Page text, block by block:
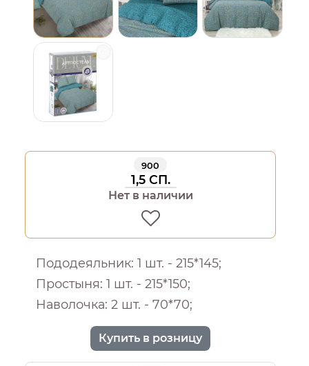
900
1,5 СП.
Нет в наличии
Пододеяльник: 1 шт. - 215*145;
Простыня: 1 шт. - 215*150;
Наволочка: 2 шт. - 70*70;
Купить в розницу